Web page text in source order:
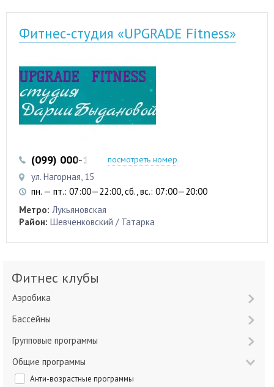
Фитнес-студия «UPGRADE Fitness»
(099) 000-13-33 (093) 617-20-01
посмотреть номер
ул. Нагорная, 15
пн. — пт.: 07:00—22:00, сб., вс.: 07:00—20:00
Метро: Лукьяновская
Район: Шевченковский / Татарка
Фитнес клубы
Аэробика
Бассейны
Групповые программы
Общие программы
Анти-возрастные программы